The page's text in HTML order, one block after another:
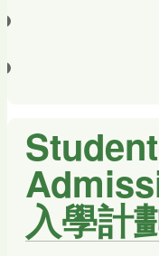
入學計